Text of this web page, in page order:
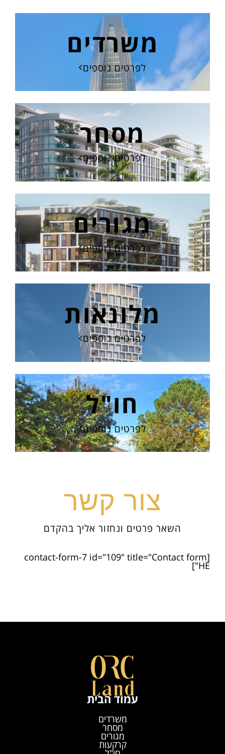
משרדים
לפרטים נוספים
מסחר
לפרטים נוספים
מגורים
לפרטים נוספים
מלונאות
לפרטים נוספים
חו"ל
לפרטים נוספים
צור קשר
השאר פרטים ונחזור אליך בהקדם
[contact-form-7 id="109" title="Contact form
HE"]
עמוד הבית
משרדים
מסחר
מגורים
קרקעות